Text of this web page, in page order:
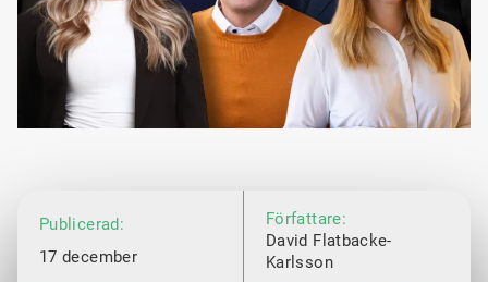
Publicerad:
17 december
Författare:
David Flatbacke-
Karlsson